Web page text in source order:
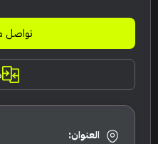
تواصل
العنوان: